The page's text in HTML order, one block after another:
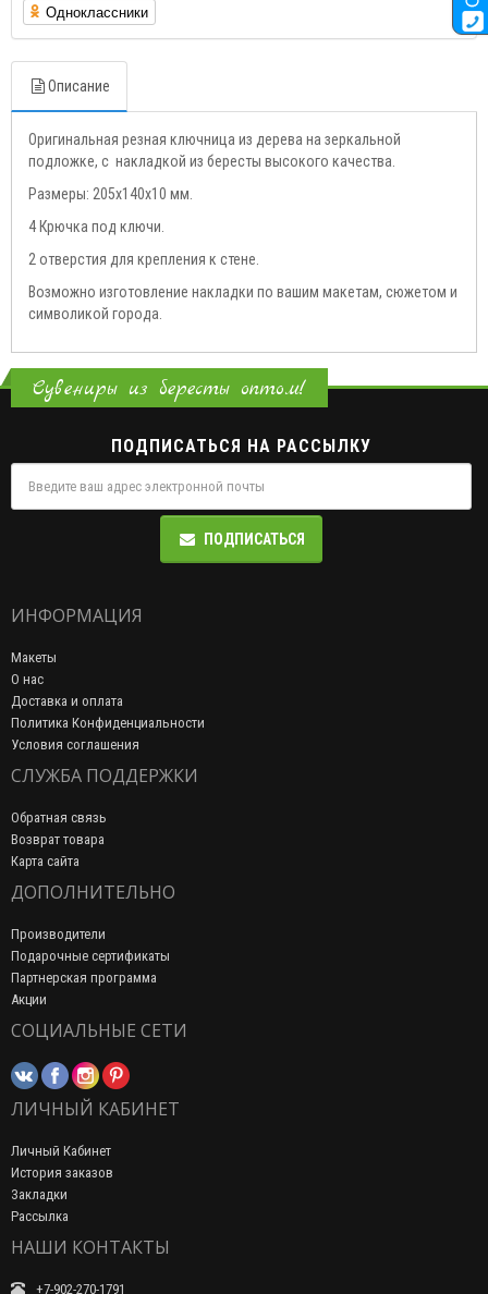
Одноклассники
Описание
Оригинальная резная ключница из дерева на зеркальной
подложке, с накладкой из бересты высокого качества.
Размеры: 205х140х10 мм.
4 Крючка под ключи.
2 отверстия для крепления к стене.
Возможно изготовление накладки по вашим макетам, сюжетом и
символикой города.
Сувениры из бересты оптом!
ПОДПИСАТЬСЯ НА РАССЫЛКУ
ПОДПИСАТЬСЯ
ИНФОРМАЦИЯ
Макеты
О нас
Доставка и оплата
Политика Конфиденциальности
Условия соглашения
СЛУЖБА ПОДДЕРЖКИ
Обратная связь
Возврат товара
Карта сайта
ДОПОЛНИТЕЛЬНО
Производители
Подарочные сертификаты
Партнерская программа
Акции
СОЦИАЛЬНЫЕ СЕТИ
ЛИЧНЫЙ КАБИНЕТ
Личный Кабинет
История заказов
Закладки
Рассылка
НАШИ КОНТАКТЫ
+7-902-270-1791